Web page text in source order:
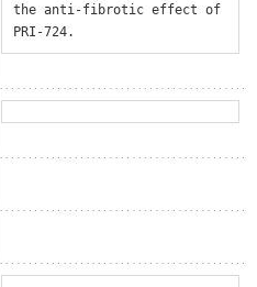
the anti-fibrotic effect of
PRI-724.